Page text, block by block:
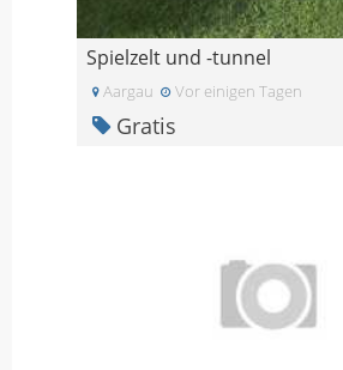
Spielzelt und -tunnel
Aargau Vor einigen Tagen
Gratis